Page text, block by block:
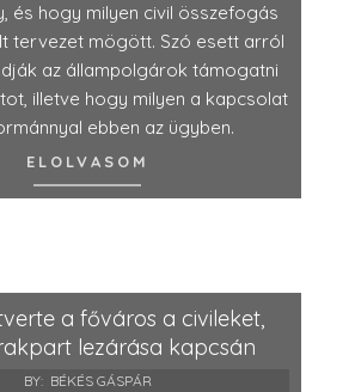
és hogy milyen civil összefogás
tervezet mögött. Szó esett arról
az állampolgárok támogatni
illetve hogy milyen a kapcsolat
ebben az ügyben.
ELOLVASOM
a főváros a civileket,
lezárása kapcsán
BY: BÉKÉS GÁSPÁR